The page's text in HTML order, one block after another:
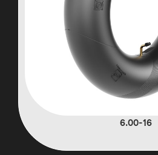
6.00-16